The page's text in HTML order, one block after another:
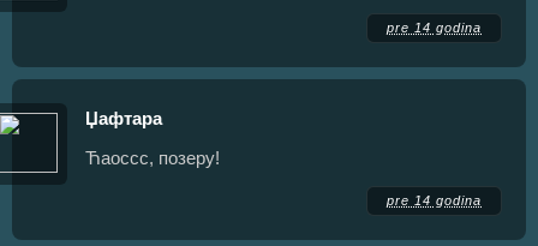
pre 14 godina
Џафтара
Ћаоссс, позеру!
pre 14 godina